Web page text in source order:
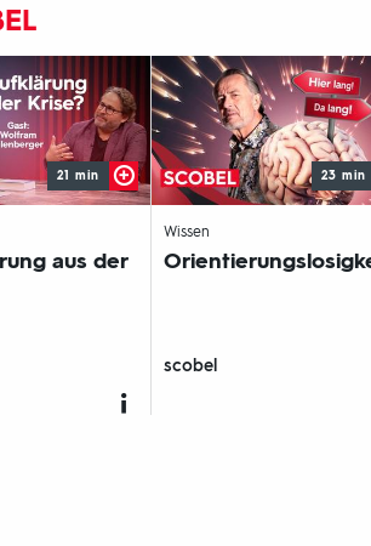
aus der
21 min
Wissen
scobel
23 min